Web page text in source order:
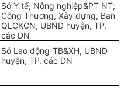
Sở Y tế, Nông nghiệp&PT NT;
Công Thương, Xâydựng, Ban
QLCKCN, UBND huyện, TP,
các DN
Sở Lao động-TB&XH, UBND
huyện, TP, các DN